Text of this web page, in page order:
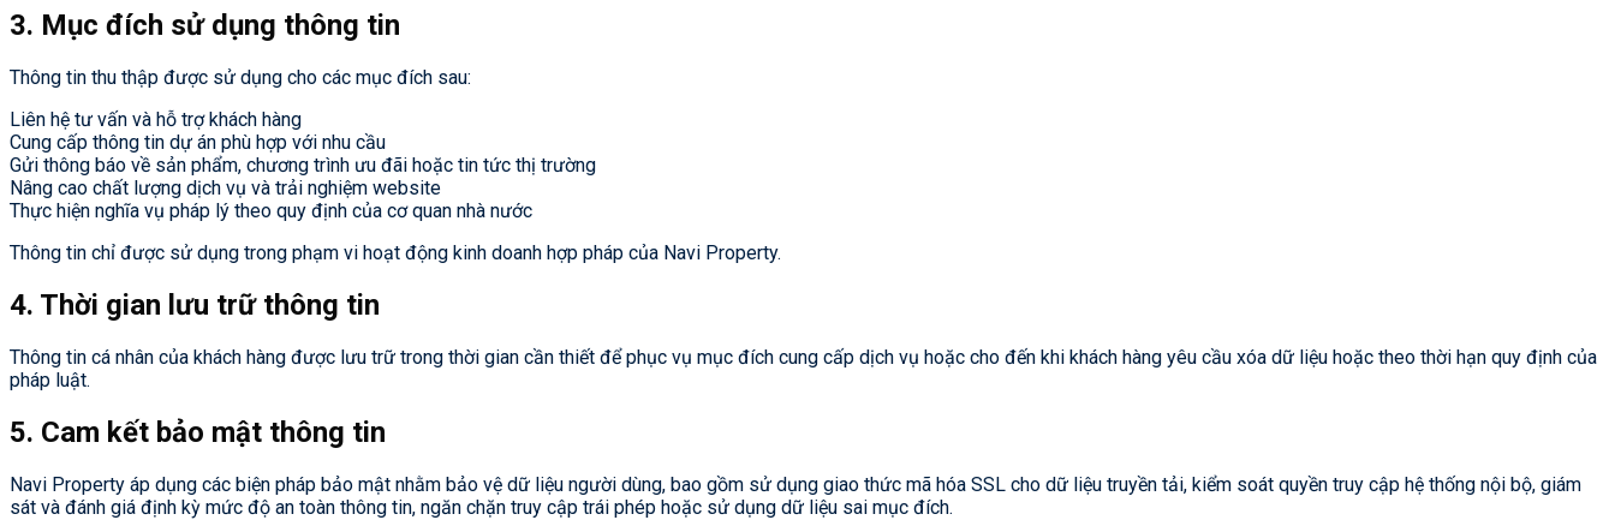
3. Mục đích sử dụng thông tin
Thông tin thu thập được sử dụng cho các mục đích sau:
Liên hệ tư vấn và hỗ trợ khách hàng
Cung cấp thông tin dự án phù hợp với nhu cầu
Gửi thông báo về sản phẩm, chương trình ưu đãi hoặc tin tức thị trường
Nâng cao chất lượng dịch vụ và trải nghiệm website
Thực hiện nghĩa vụ pháp lý theo quy định của cơ quan nhà nước
Thông tin chỉ được sử dụng trong phạm vi hoạt động kinh doanh hợp pháp của Navi Property.
4. Thời gian lưu trữ thông tin
Thông tin cá nhân của khách hàng được lưu trữ trong thời gian cần thiết để phục vụ mục đích cung cấp dịch vụ hoặc cho đến khi khách hàng yêu cầu xóa dữ liệu hoặc theo thời hạn quy định của
pháp luật.
5. Cam kết bảo mật thông tin
Navi Property áp dụng các biện pháp bảo mật nhằm bảo vệ dữ liệu người dùng, bao gồm sử dụng giao thức mã hóa SSL cho dữ liệu truyền tải, kiểm soát quyền truy cập hệ thống nội bộ, giám
sát và đánh giá định kỳ mức độ an toàn thông tin, ngăn chặn truy cập trái phép hoặc sử dụng dữ liệu sai mục đích.